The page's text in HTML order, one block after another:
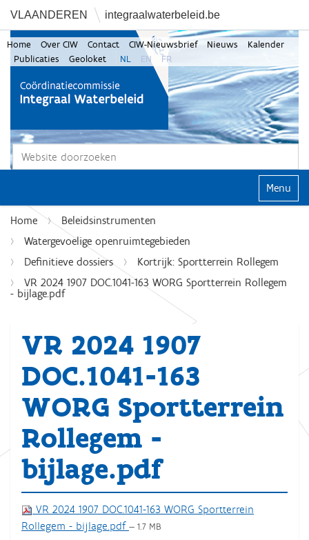
VLAANDEREN integraalwaterbeleid.be
Zoek
Home Over CIW Contact CIW-Nieuwsbrief Nieuws
Kalender
Publicaties
Geoloket NL EN FR
Klap
Home
Beleidsinstrumenten
Watergevoelige openruimtegebieden
Definitieve dossiers
Kortrijk: Sportterrein Rollegem
VR 2024 1907 DOC.1041-163 WORG Sportterrein Rollegem
- bijlage.pdf
VR 2024 1907
DOC.1041-163
WORG Sportterrein
Rollegem -
bijlage.pdf
VR 2024 1907 DOC.1041-163 WORG Sportterrein
Rollegem - bijlage.pdf — 1.7 MB